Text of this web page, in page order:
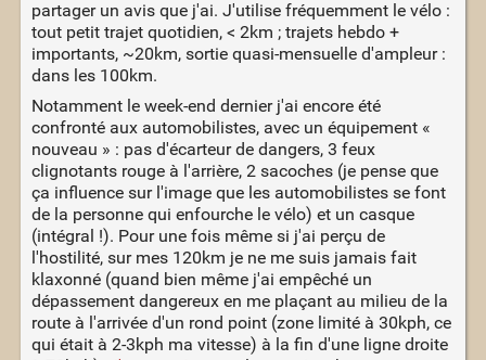
partager un avis que j'ai. J'utilise fréquemment le vélo :
tout petit trajet quotidien, < 2km ; trajets hebdo +
importants, ~20km, sortie quasi-mensuelle d'ampleur :
dans les 100km.
Notamment le week-end dernier j'ai encore été
confronté aux automobilistes, avec un équipement «
nouveau » : pas d'écarteur de dangers, 3 feux
clignotants rouge à l'arrière, 2 sacoches (je pense que
ça influence sur l'image que les automobilistes se font
de la personne qui enfourche le vélo) et un casque
(intégral !). Pour une fois même si j'ai perçu de
l'hostilité, sur mes 120km je ne me suis jamais fait
klaxonné (quand bien même j'ai empêché un
dépassement dangereux en me plaçant au milieu de la
route à l'arrivée d'un rond point (zone limité à 30kph, ce
qui était à 2-3kph ma vitesse) à la fin d'une ligne droite